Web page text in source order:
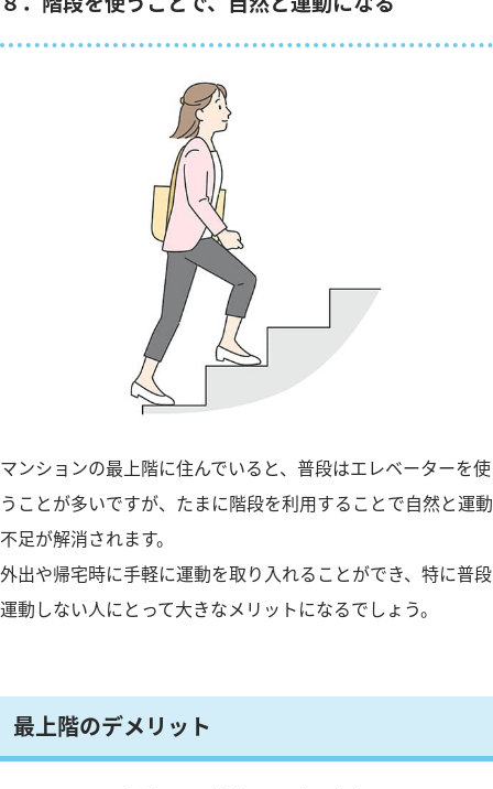
マンションの最上階に住んでいると、普段はエレベーターを使
うことが多いですが、たまに階段を利用することで自然と運動
不足が解消されます。
外出や帰宅時に手軽に運動を取り入れることができ、特に普段
運動しない人にとって大きなメリットになるでしょう。
最上階のデメリット